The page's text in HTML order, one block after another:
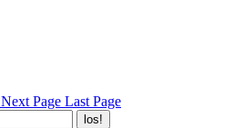
Next Page Last Page
los!